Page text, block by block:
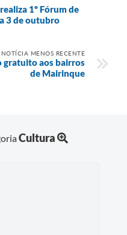
1º Fórum de
3 de outubro
NOTÍCIA MENOS RECENTE
gratuito aos bairros
de Mairinque
Cultura